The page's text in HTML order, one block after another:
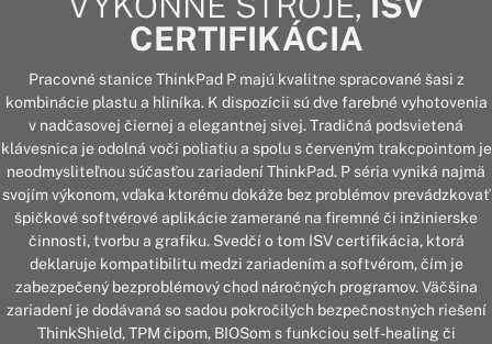
CERTIFIKÁCIA
Pracovné stanice ThinkPad P majú kvalitne spracované šasi z
kombinácie plastu a hliníka. K dispozícii sú dve farebné vyhotovenia
v nadčasovej čiernej a elegantnej sivej. Tradičná podsvietená
klávesnica je odolná voči poliatiu a spolu s červeným trakcpointom je
neodmysliteľnou súčasťou zariadení ThinkPad. P séria vyniká najmä
svojím výkonom, vďaka ktorému dokáže bez problémov prevádzkovať
špičkové softvérové aplikácie zamerané na firemné či inžinierske
činnosti, tvorbu a grafiku. Svedčí o tom ISV certifikácia, ktorá
deklaruje kompatibilitu medzi zariadením a softvérom, čím je
zabezpečený bezproblémový chod náročných programov. Väčšina
zariadení je dodávaná so sadou pokročilých bezpečnostných riešení
ThinkShield, TPM čipom, BIOSom s funkciou self-healing či